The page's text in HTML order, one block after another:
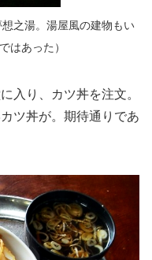
之湯。湯屋風の建物もい
はあった）
入り、カツ丼を注文。
ツ丼が。期待通りであ